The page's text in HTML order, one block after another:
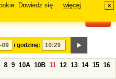
Dowiedz się
więcej x
i godzinę:
8 9 10A 10B 11 12 13 14 15 16